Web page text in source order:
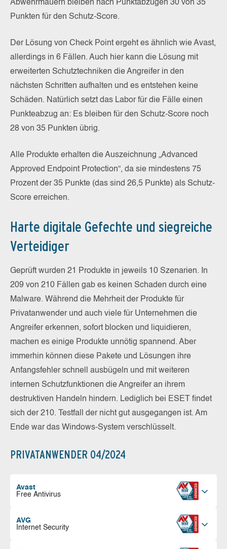
Abwehrmauern bleiben nach Punktabzügen 30 von 35
Punkten für den Schutz-Score.
Der Lösung von Check Point ergeht es ähnlich wie Avast,
allerdings in 6 Fällen. Auch hier kann die Lösung mit
erweiterten Schutztechniken die Angreifer in den
nächsten Schritten aufhalten und es entstehen keine
Schäden. Natürlich setzt das Labor für die Fälle einen
Punkteabzug an: Es bleiben für den Schutz-Score noch
28 von 35 Punkten übrig.
Alle Produkte erhalten die Auszeichnung „Advanced
Approved Endpoint Protection“, da sie mindestens 75
Prozent der 35 Punkte (das sind 26,5 Punkte) als Schutz-
Score erreichen.
Harte digitale Gefechte und siegreiche
Verteidiger
Geprüft wurden 21 Produkte in jeweils 10 Szenarien. In
209 von 210 Fällen gab es keinen Schaden durch eine
Malware. Während die Mehrheit der Produkte für
Privatanwender und auch viele für Unternehmen die
Angreifer erkennen, sofort blocken und liquidieren,
machen es einige Produkte unnötig spannend. Aber
immerhin können diese Pakete und Lösungen ihre
Anfangsfehler schnell ausbügeln und mit weiteren
internen Schutzfunktionen die Angreifer an ihrem
destruktiven Handeln hindern. Lediglich bei ESET findet
sich der 210. Testfall der nicht gut ausgegangen ist. Am
Ende war das Windows-System verschlüsselt.
PRIVATANWENDER 04/2024
Avast
Free Antivirus
AVG
Internet Security